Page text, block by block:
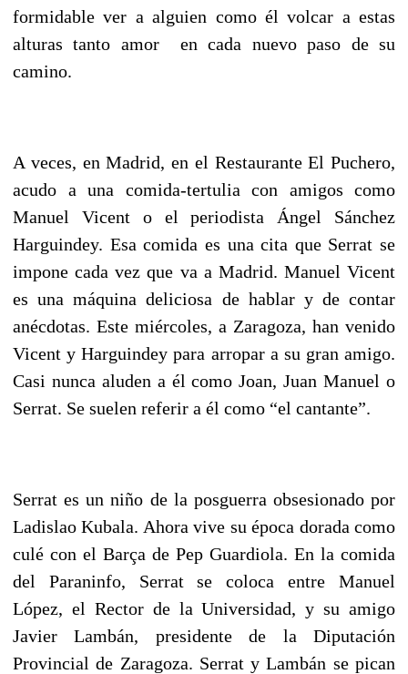
formidable ver a alguien como él volcar a estas
alturas tanto amor en cada nuevo paso de su
camino.
A veces, en Madrid, en el Restaurante El Puchero,
acudo a una comida-tertulia con amigos como
Manuel Vicent o el periodista Ángel Sánchez
Harguindey. Esa comida es una cita que Serrat se
impone cada vez que va a Madrid. Manuel Vicent
es una máquina deliciosa de hablar y de contar
anécdotas. Este miércoles, a Zaragoza, han venido
Vicent y Harguindey para arropar a su gran amigo.
Casi nunca aluden a él como Joan, Juan Manuel o
Serrat. Se suelen referir a él como “el cantante”.
Serrat es un niño de la posguerra obsesionado por
Ladislao Kubala. Ahora vive su época dorada como
culé con el Barça de Pep Guardiola. En la comida
del Paraninfo, Serrat se coloca entre Manuel
López, el Rector de la Universidad, y su amigo
Javier Lambán, presidente de la Diputación
Provincial de Zaragoza. Serrat y Lambán se pican